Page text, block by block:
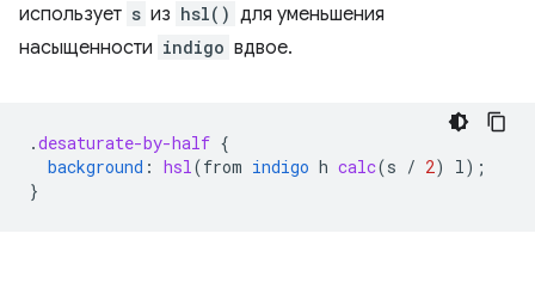
использует s из hsl() для уменьшения
насыщенности indigo вдвое.
.desaturate-by-half {
background : hsl (from indigo h calc(s / 2) l );
}